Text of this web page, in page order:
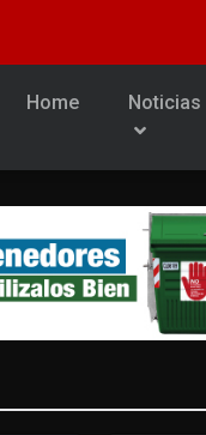
Home Noticias